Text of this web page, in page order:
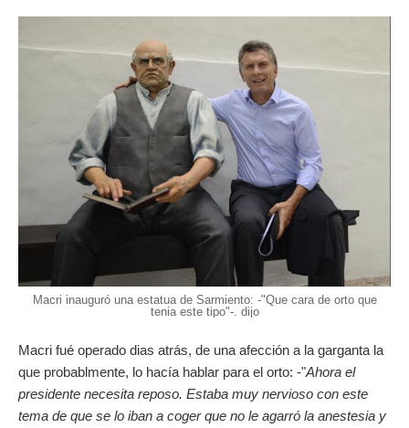
Macri inauguró una estatua de Sarmiento: -"Que cara de orto que
tenia este tipo"-. dijo
Macri fué operado dias atrás, de una afección a la garganta la
que probablmente, lo hacía hablar para el orto: -"Ahora el
presidente necesita reposo. Estaba muy nervioso con este
tema de que se lo iban a coger que no le agarró la anestesia y